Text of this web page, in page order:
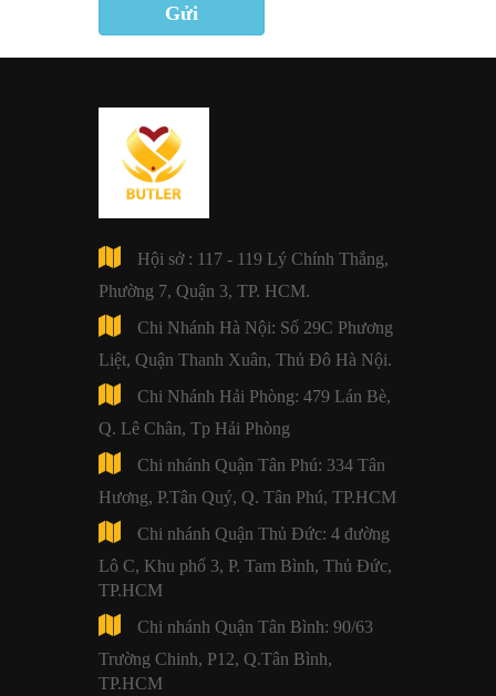
Gửi
Hội sở : 117 - 119 Lý Chính Thắng,
Phường 7, Quận 3, TP. HCM.
Chi Nhánh Hà Nội: Số 29C Phương
Liệt, Quận Thanh Xuân, Thủ Đô Hà Nội.
Chi Nhánh Hải Phòng: 479 Lán Bè,
Q. Lê Chân, Tp Hải Phòng
Chi nhánh Quận Tân Phú: 334 Tân
Hương, P.Tân Quý, Q. Tân Phú, TP.HCM
Chi nhánh Quận Thủ Đức: 4 đường
Lô C, Khu phố 3, P. Tam Bình, Thủ Đức,
TP.HCM
Chi nhánh Quận Tân Bình: 90/63
Trường Chinh, P12, Q.Tân Bình,
TP.HCM